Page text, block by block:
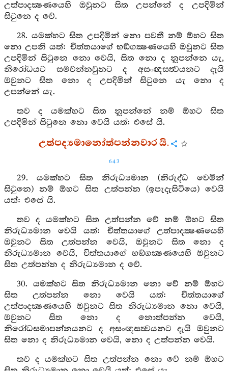
උත්පාදක්‍ෂණයෙහි ඔවුනට සිත උපන්නේ ද උපදිමින්
සිටුනෙ ද වේ.
28. යමක්හට සිත උපදිමින් නො පවතී නම් ඕහට සිත
නො උපනි යත්: චිත්තයාගේ භඞ්ගක්‍ෂණයෙහි ඔවුනට සිත
උපදිමින් සිටුනෙ නො වෙයි, සිත නො ද නූපන්නෙ යැ,
නිරෝධයට සමවන්නවුනට ද අසංඥසත්‍වයනට දැයි
ඔවුනට සිත නො ද උපදිමින් සිටුනෙ යැ නො ද
උපන්නේ යැ.
තව ද යමක්හට සිත නූපන්නේ නම් ඕහට සිත
උපදිමින් සිටුනෙ නො වෙයි යත්: එසේ යි.
උත්පද්‍යමානෝත්පන්නවාර යි.
643
29. යමක්හට සිත නිරුධ්‍යමාන (නිරුද්ධ වෙමින්
සිටුනෙ) නම් ඕහට සිත උත්පන්න (ඉපැදැසිටියෙ) වෙයි
යත්: එසේ යි.
තව ද යමක්හට සිත උත්පන්න වේ නම් ඕහට සිත
නිරුධ්‍යමාන වෙයි යත්: චිත්තයාගේ උත්පාදක්‍ෂණයෙහි
ඔවුනට සිත උත්පන්න වෙයි, ඔවුනට සිත නො ද
නිරුධ්‍යමාන වෙයි, චිත්තයාගේ භඞ්ගක්‍ෂණයෙහි ඔවුනට
සිත උත්පන්න ද නිරුධ්‍යමාන ද වේ.
30. යමක්හට සිත නිරුධ්‍යමාන නො වේ නම් ඕහට
සිත උත්පන්න නො වෙයි යත්: චිත්තයාගේ
උත්පාදක්‍ෂණයෙහි ඔවුනට සිත නිරුධ්‍යමාන නො වෙයි,
ඔවුනට සිත නො ද නොත්පන්න වෙයි,
නිරෝධසමාපන්නයනට ද අසංඥසත්‍වයනට දැයි ඔවුනට
සිත නො ද නිරුධ්‍යමාන වෙයි, නො ද උත්පන්න වෙයි.
තව ද යමක්හට සිත උත්පන්න නො වේ නම් ඕහට